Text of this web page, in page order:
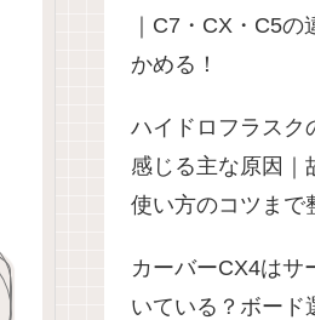
｜C7・CX・C5
かめる！
ハイドロフラスク
感じる主な原因｜
使い方のコツまで
カーバーCX4はサ
いている？ボード